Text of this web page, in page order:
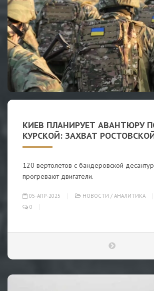
КИЕВ ПЛАНИРУЕТ АВАНТЮРУ
КУРСКОЙ: ЗАХВАТ
120 вертолетов с бандеровской
прогревают двигатели.
05-АПР-2025 НОВОСТИ / АНАЛИТИКА
0